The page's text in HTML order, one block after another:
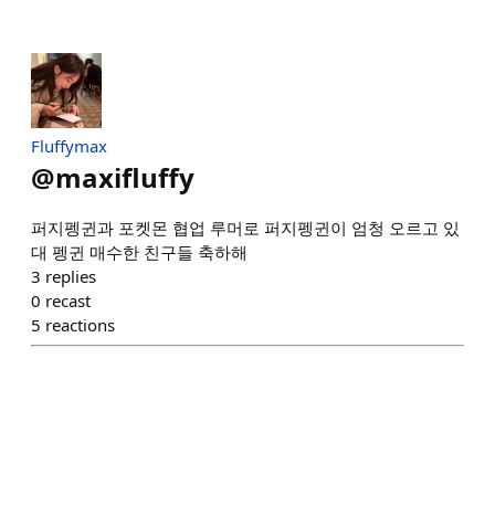
Fluffymax
@maxifluffy
퍼지펭귄과 포켓몬 협업 루머로 퍼지펭귄이 엄청 오르고 있
대 펭귄 매수한 친구들 축하해
3 replies
0 recast
5 reactions